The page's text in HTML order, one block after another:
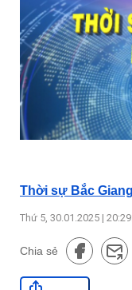
Thời sự Bắc
Thứ 5, 30.01.2025 |
Chia sẻ